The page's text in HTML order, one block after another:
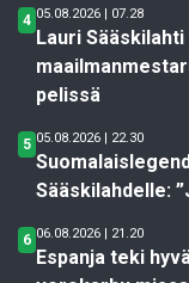
4 05.08.2026 | 07.28
Lauri
pelissä
5 05.08.2026 | 22.30
Sääskilahdelle:
6 06.08.2026 | 21.20
Espanja teki